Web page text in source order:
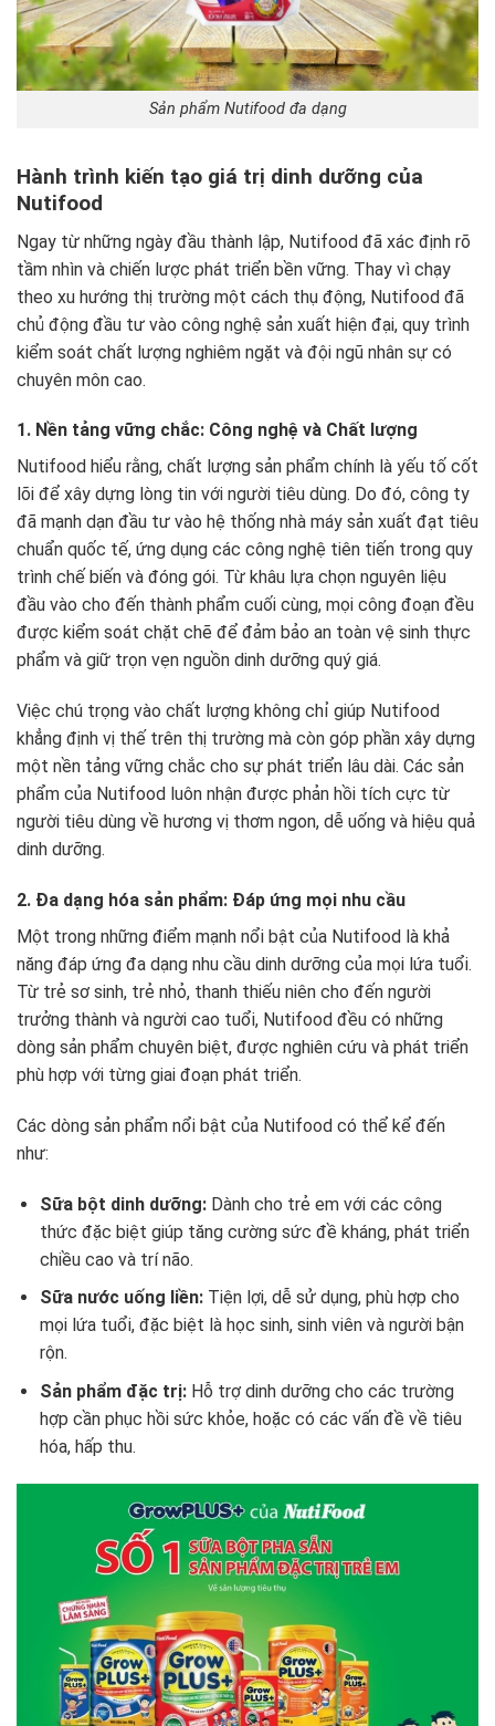
Sản phẩm Nutifood đa dạng
Hành trình kiến tạo giá trị dinh dưỡng của
Nutifood
Ngay từ những ngày đầu thành lập, Nutifood đã xác định rõ
tầm nhìn và chiến lược phát triển bền vững. Thay vì chạy
theo xu hướng thị trường một cách thụ động, Nutifood đã
chủ động đầu tư vào công nghệ sản xuất hiện đại, quy trình
kiểm soát chất lượng nghiêm ngặt và đội ngũ nhân sự có
chuyên môn cao.
1. Nền tảng vững chắc: Công nghệ và Chất lượng
Nutifood hiểu rằng, chất lượng sản phẩm chính là yếu tố cốt
lõi để xây dựng lòng tin với người tiêu dùng. Do đó, công ty
đã mạnh dạn đầu tư vào hệ thống nhà máy sản xuất đạt tiêu
chuẩn quốc tế, ứng dụng các công nghệ tiên tiến trong quy
trình chế biến và đóng gói. Từ khâu lựa chọn nguyên liệu
đầu vào cho đến thành phẩm cuối cùng, mọi công đoạn đều
được kiểm soát chặt chẽ để đảm bảo an toàn vệ sinh thực
phẩm và giữ trọn vẹn nguồn dinh dưỡng quý giá.
Việc chú trọng vào chất lượng không chỉ giúp Nutifood
khẳng định vị thế trên thị trường mà còn góp phần xây dựng
một nền tảng vững chắc cho sự phát triển lâu dài. Các sản
phẩm của Nutifood luôn nhận được phản hồi tích cực từ
người tiêu dùng về hương vị thơm ngon, dễ uống và hiệu quả
dinh dưỡng.
2. Đa dạng hóa sản phẩm: Đáp ứng mọi nhu cầu
Một trong những điểm mạnh nổi bật của Nutifood là khả
năng đáp ứng đa dạng nhu cầu dinh dưỡng của mọi lứa tuổi.
Từ trẻ sơ sinh, trẻ nhỏ, thanh thiếu niên cho đến người
trưởng thành và người cao tuổi, Nutifood đều có những
dòng sản phẩm chuyên biệt, được nghiên cứu và phát triển
phù hợp với từng giai đoạn phát triển.
Các dòng sản phẩm nổi bật của Nutifood có thể kể đến
như:
Sữa bột dinh dưỡng:Dành cho trẻ em với các công
thức đặc biệt giúp tăng cường sức đề kháng, phát triển
chiều cao và trí não.
Sữa nước uống liền:Tiện lợi, dễ sử dụng, phù hợp cho
mọi lứa tuổi, đặc biệt là học sinh, sinh viên và người bận
rộn.
Sản phẩm đặc trị:Hỗ trợ dinh dưỡng cho các trường
hợp cần phục hồi sức khỏe, hoặc có các vấn đề về tiêu
hóa, hấp thu.